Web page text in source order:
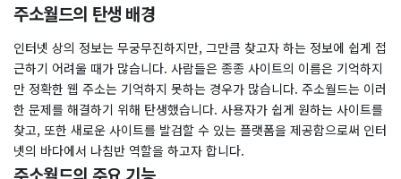
주소월드의 탄생 배경
인터넷 상의 정보는 무궁무진하지만, 그만큼 찾고자 하는 정보에 쉽게 접
근하기 어려울 때가 많습니다. 사람들은 종종 사이트의 이름은 기억하지
만 정확한 웹 주소는 기억하지 못하는 경우가 많습니다. 주소월드는 이러
한 문제를 해결하기 위해 탄생했습니다. 사용자가 쉽게 원하는 사이트를
찾고, 또한 새로운 사이트를 발검할 수 있는 플랫폼을 제공함으로써 인터
넷의 바다에서 나침반 역할을 하고자 합니다.
주소월드의 주요 기능